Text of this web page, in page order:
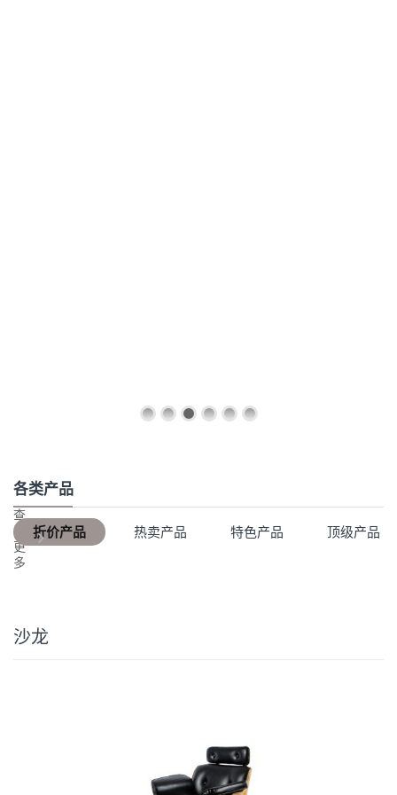
各类产品
折价产品 热卖产品 特色产品 顶级产品
查
看
更
多
沙龙